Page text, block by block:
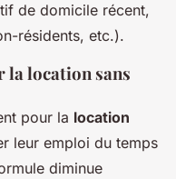
de domicile récent,
résidents, etc.).
la location sans
pour la location
leur emploi du temps
diminue